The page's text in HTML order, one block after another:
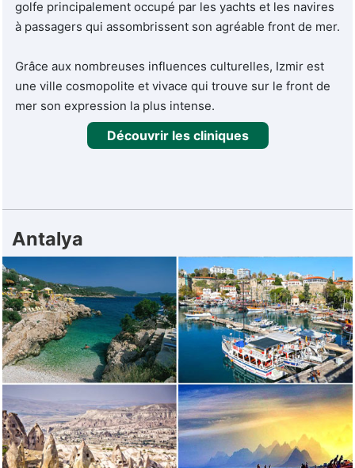
profil, et des équipes qui restent disponibles après votre
construit sa réputation depuis plus de dix ans.
golfe principalement occupé par les yachts et les navires
à passagers qui assombrissent son agréable front de mer.
Grâce aux nombreuses influences culturelles, Izmir est
une ville cosmopolite et vivace qui trouve sur le front de
mer son expression la plus intense.
Découvrir les cliniques
Antalya